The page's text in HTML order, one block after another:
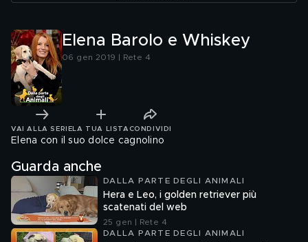
Elena Barolo e Whiskey
06 gen 2019 | Rete 4
VAI ALLA SERIE LA TUA LISTA CONDIVIDI
Elena con il suo dolce cagnolino
Guarda anche
DALLA PARTE DEGLI ANIMALI
Hera e Leo, i golden retriever più
scatenati del web
25 gen | Rete 4
DALLA PARTE DEGLI ANIMALI